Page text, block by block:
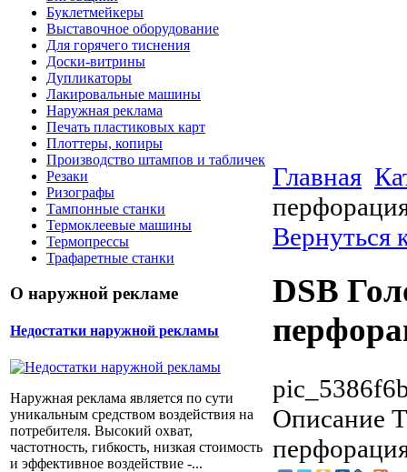
Буклетмейкеры
Выставочное оборудование
Для горячего тиснения
Доски-витрины
Дупликаторы
Лакировальные машины
Наружная реклама
Печать пластиковых карт
Плоттеры, копиры
Производство штампов и табличек
Резаки
Ризографы
Тампонные станки
Термоклеевые машины
Термопрессы
Трафаретные станки
О наружной рекламе
Недостатки наружной рекламы
Наружная реклама является по сути
уникальным средством воздействия на
потребителя. Высокий охват,
частотность, гибкость, низкая стоимость
и эффективное воздействие -...
Главная
Вернуться
DSB
Описание